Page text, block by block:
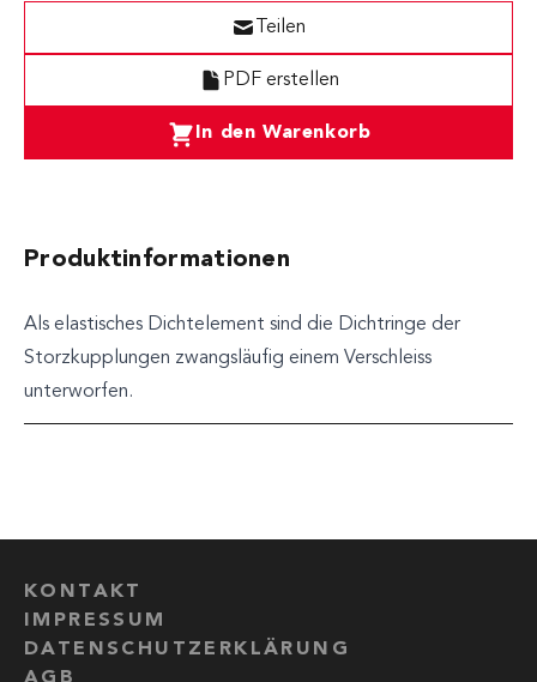
In den Warenkorb
PDF erstellen
Teilen
Produktinformationen
Als elastisches Dichtelement sind die Dichtringe der
Storzkupplungen zwangsläufig einem Verschleiss
unterworfen.
KONTAKT
IMPRESSUM
DATENSCHUTZERKLÄRUNG